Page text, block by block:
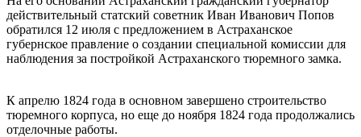
действительный статский советник Иван Иванович Попов
обратился 12 июля с предложением в Астраханское
губернское правление о создании специальной комиссии для
наблюдения за постройкой Астраханского тюремного замка.
К апрелю 1824 года в основном завершено строительство
тюремного корпуса, но еще до ноября 1824 года продолжались
отделочные работы.